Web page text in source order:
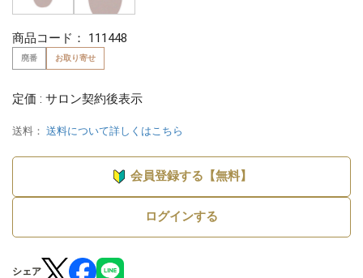
商品コード： 111448
廃番 お取り寄せ
定価 : サロン契約後表示
送料： 送料について詳しくはこちら
会員登録する【無料】
ログインする
シェア